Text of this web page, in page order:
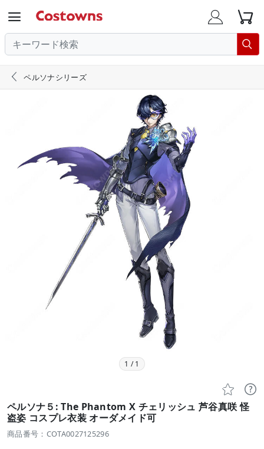
  

 ペルソナシリーズ
1 /1
 
ペルソナ５: The Phantom X チェリッシュ 芦谷真咲 怪
盗姿 コスプレ衣装 オーダメイド可
商品番号：COTA0027125296